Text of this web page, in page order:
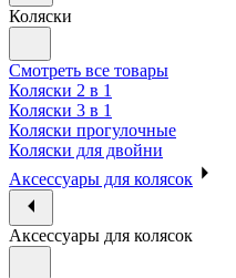
Коляски
Смотреть все товары
Коляски 2 в 1
Коляски 3 в 1
Коляски прогулочные
Коляски для двойни
Аксессуары для колясок
Аксессуары для колясок